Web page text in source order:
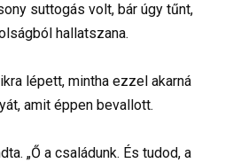
suttogás volt, bár úgy tűnt,
hallatszana.
lépett, mintha ezzel akarná
amit éppen bevallott.
„Ő a családunk. És tudod, a